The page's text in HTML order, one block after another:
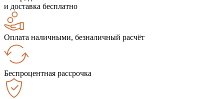
и доставка бесплатно
Оплата наличными, безналичный расчёт
Беспроцентная рассрочка